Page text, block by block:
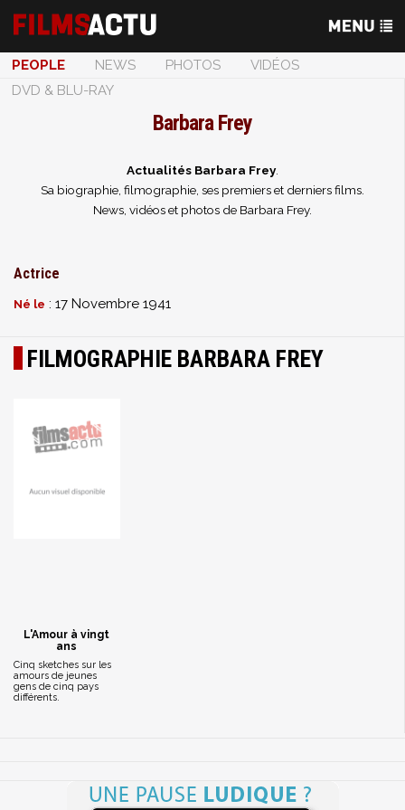
PEOPLE NEWS PHOTOS
VIDÉOS
DVD & BLU-RAY
Barbara Frey
Actualités Barbara Frey.
Sa biographie, filmographie, ses premiers et derniers films.
News, vidéos et photos de Barbara Frey.
Actrice
Né le : 17 Novembre 1941
FILMOGRAPHIE BARBARA FREY
L'Amour à vingt
ans
Cinq sketches sur les
amours de jeunes
gens de cinq pays
différents.